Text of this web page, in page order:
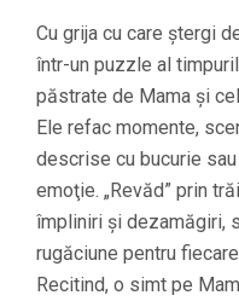
Cu grija cu care ştergi
într-un puzzle al
păstrate de Mama şi
Ele refac momente,
descrise cu bucurie
emoţie. „Revăd” prin
împliniri şi dezamăgiri,
rugăciune pentru
Recitind, o simt pe